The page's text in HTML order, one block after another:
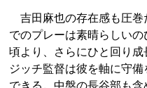
吉田麻也の存在感も圧巻
でのプレーは素晴らしい
頃より、さらにひと回り
ジッチ監督は彼を軸に守